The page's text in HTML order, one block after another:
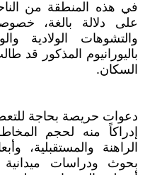
على دلالة بالغة،
والتشوهات الولادية
باليورانيوم المذكور قد
السكان.
دعوات حريصة بحاجة
إدراكاً منه لحجم
الراهنة والمستقبلية،
بحوث ودراسات